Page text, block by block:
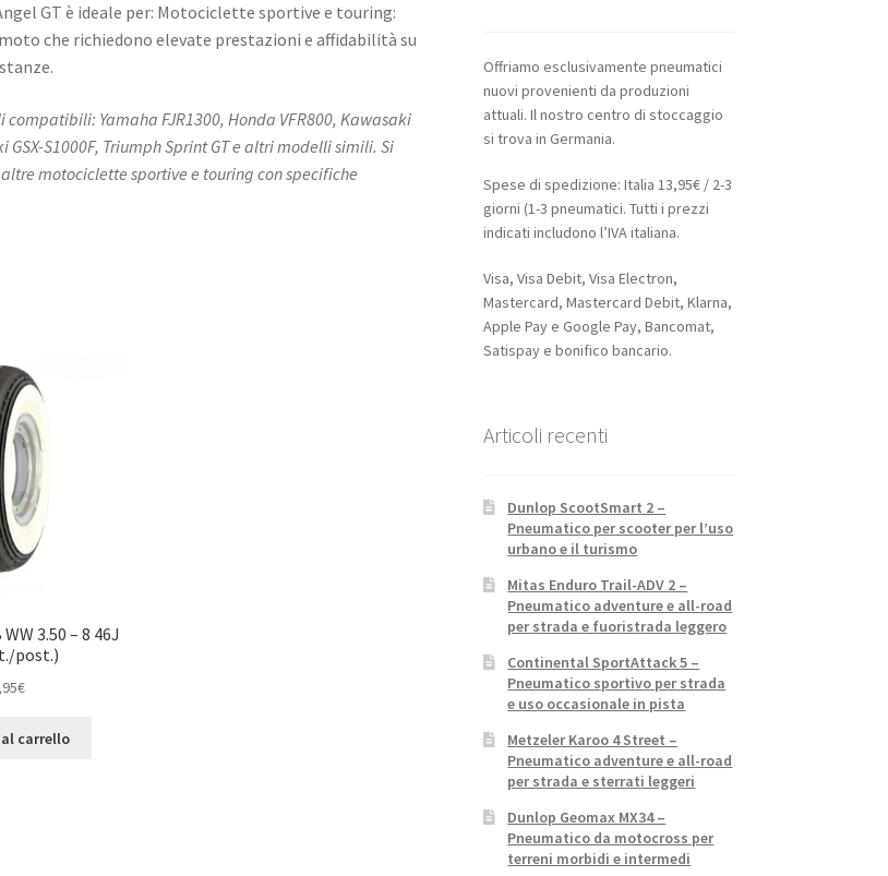
GT è ideale per: Motociclette sportive e touring:
che richiedono elevate prestazioni e affidabilità su
Yamaha FJR1300, Honda VFR800, Kawasaki
GSX-S1000F, Triumph Sprint GT e altri modelli simili. Si
motociclette sportive e touring con specifiche
3.50 – 8 46J
post.)
€
carrello
Offriamo esclusivamente pneumatici
nuovi provenienti da produzioni
attuali. Il nostro centro di stoccaggio
si trova in Germania.
Spese di spedizione: Italia 13,95€ / 2-3
giorni (1-3 pneumatici. Tutti i prezzi
indicati includono l’IVA italiana.
Visa, Visa Debit, Visa Electron,
Mastercard, Mastercard Debit, Klarna,
Apple Pay e Google Pay, Bancomat,
Satispay e bonifico bancario.
Articoli recenti
Dunlop ScootSmart 2 –
Pneumatico per scooter per l’uso
urbano e il turismo
Mitas Enduro Trail-ADV 2 –
Pneumatico adventure e all-road
per strada e fuoristrada leggero
Continental SportAttack 5 –
Pneumatico sportivo per strada
e uso occasionale in pista
Metzeler Karoo 4 Street –
Pneumatico adventure e all-road
per strada e sterrati leggeri
Dunlop Geomax MX34 –
Pneumatico da motocross per
terreni morbidi e intermedi